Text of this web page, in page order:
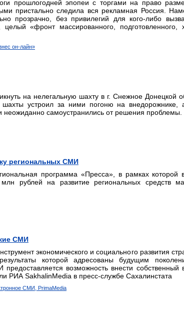
прошлогодней эпопеи с торгами на право
пристально следила вся рекламная Россия.
прозрачно, без привилегий для кого-либо
«фронт массированного, подготовленного,
он-лайн»
на нелегальную шахту в г. Снежное Донецкой
шахты устроил за ними погоню на внедорожнике,
самоустранились от решения проблемы.
региональных СМИ
программа «Пресса», в рамках которой
рублей на развитие региональных средств
СМИ
экономического и социального развития
которой адресованы будущим
возможность внести собственный
РИА SakhalinMedia в пресс-службе Сахалинстата
СМИ, PrimaMedia